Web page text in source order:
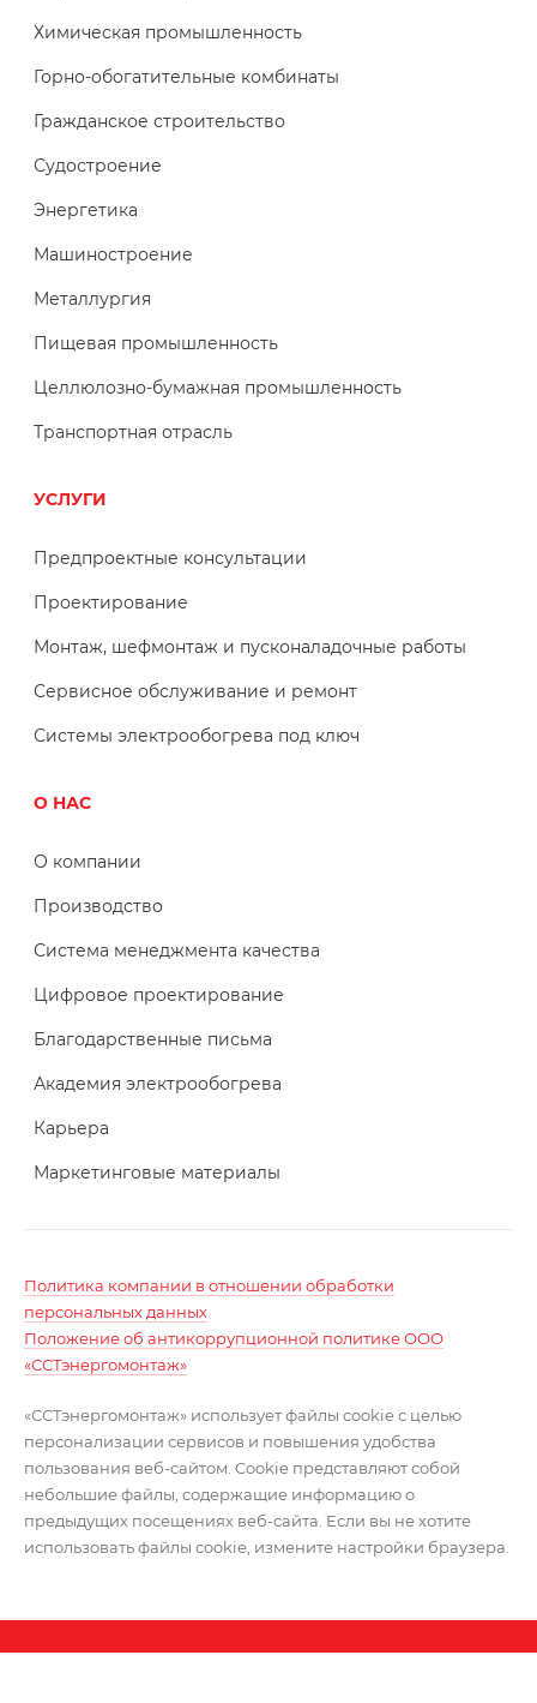
Химическая промышленность
Горно-обогатительные комбинаты
Гражданское строительство
Судостроение
Энергетика
Машиностроение
Металлургия
Пищевая промышленность
Целлюлозно-бумажная промышленность
Транспортная отрасль
УСЛУГИ
Предпроектные консультации
Проектирование
Монтаж, шефмонтаж и пусконаладочные работы
Сервисное обслуживание и ремонт
Системы электрообогрева под ключ
О НАС
О компании
Производство
Система менеджмента качества
Цифровое проектирование
Благодарственные письма
Академия электрообогрева
Карьера
Маркетинговые материалы
Политика компании в отношении обработки
персональных данных
Положение об антикоррупционной политике ООО
«ССТэнергомонтаж»
«ССТэнергомонтаж» использует файлы cookie с целью
персонализации сервисов и повышения удобства
пользования веб-сайтом. Cookie представляют собой
небольшие файлы, содержащие информацию о
предыдущих посещениях веб-сайта. Если вы не хотите
использовать файлы cookie, измените настройки браузера.